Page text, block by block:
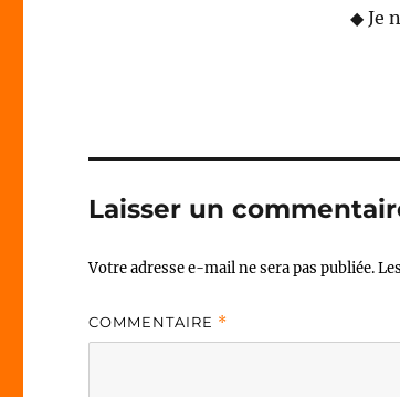
◆ Je
Laisser un
Votre adresse e-mail ne sera pas publiée.
COMMENTAIRE *